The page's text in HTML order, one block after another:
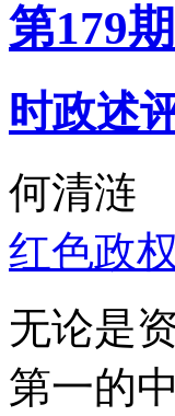
第179
时政述
何清涟
红色政
无论是
第一的